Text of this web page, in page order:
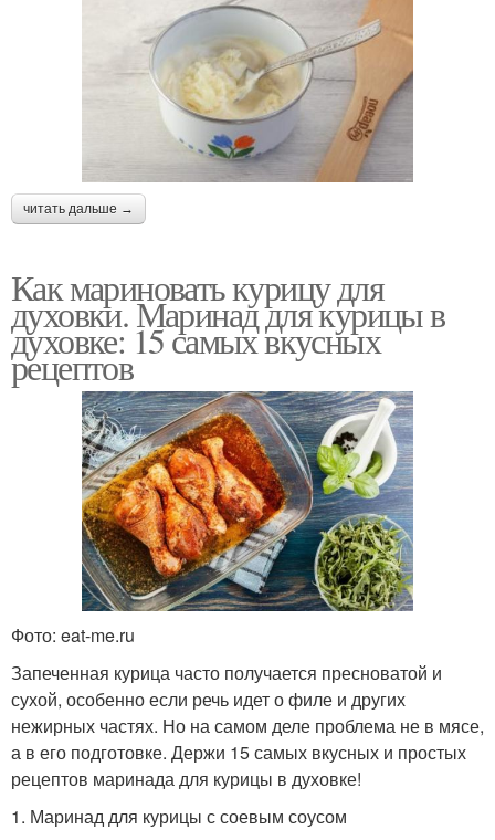
читать дальше →
Как мариновать курицу для
духовки. Маринад для курицы в
духовке: 15 самых вкусных
рецептов
Фото: eat-me.ru
Запеченная курица часто получается пресноватой и
сухой, особенно если речь идет о филе и других
нежирных частях. Но на самом деле проблема не в мясе,
а в его подготовке. Держи 15 самых вкусных и простых
рецептов маринада для курицы в духовке!
1. Маринад для курицы с соевым соусом